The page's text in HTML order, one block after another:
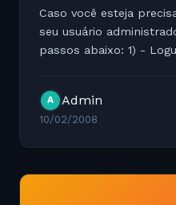
Caso você esteja
seu usuário
passos abaixo: 1) -
base de dados que o...
A Admin
10/02/2008